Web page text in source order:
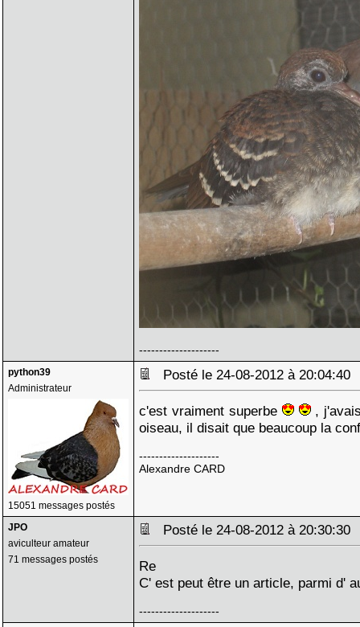
--------------------
python39
Administrateur
15051 messages postés
Posté le 24-08-2012 à
c'est vraiment superbe
,
oiseau, il disait que beaucoup la
--------------------
Alexandre CARD
JPO
aviculteur amateur
71 messages postés
Posté le 24-08-2012 à
Re
C' est peut être un article, parmi d'
--------------------